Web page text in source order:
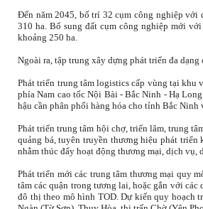
Đến năm 2045, bố trí 32 cụm công nghiệp
310 ha. Bổ sung đất cụm công nghiệp mới
khoảng 250 ha.
Ngoài ra, tập trung xây dựng phát triển đa
Phát triển trung tâm logistics cấp vùng tại khu
phía Nam cao tốc Nội Bài - Bắc Ninh - Hạ
hậu cần phân phối hàng hóa cho tỉnh Bắc Ninh
Phát triển trung tâm hội chợ, triển lãm, trung
quảng bá, tuyên truyền thương hiệu phát
nhằm thúc đẩy hoạt động thương mại, dịch vụ,
Phát triển mới các trung tâm thương mại quy
tâm các quận trong tương lai, hoặc gắn với
đô thị theo mô hình TOD. Dự kiến quy hoạch